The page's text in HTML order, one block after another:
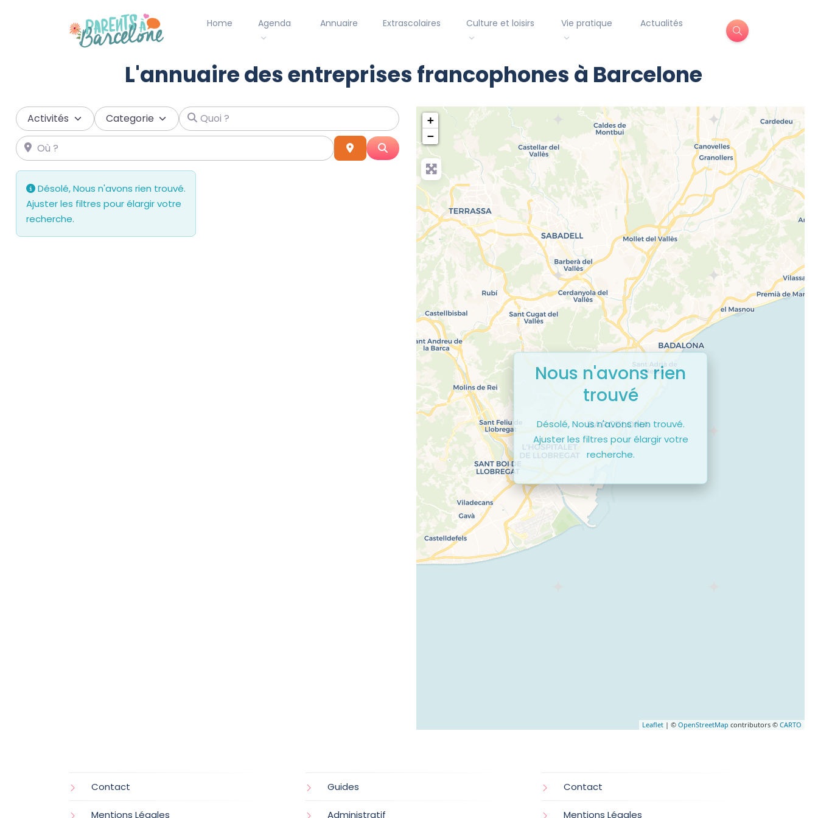
Home Agenda Annuaire Extrascolaires Culture et loisirs Vie pratique Actualités
L'annuaire des entreprises francophones à Barcelone
Select search typeCategorie Quoi ?
Où ? DistanceSearch
Désolé, Nous n'avons rien trouvé.
Ajuster les filtres pour élargir votre
recherche.
+
−
Leaflet | © OpenStreetMap contributors © CARTO
Nous n'avons rien
trouvé
Désolé, Nous n'avons rien trouvé.
Ajuster les filtres pour élargir votre
recherche.
Contact
Mentions Légales
Guides
Administratif
Contact
Mentions Légales